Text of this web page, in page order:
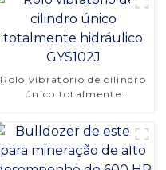
Rolo vibratório de cilindro
único totalmente